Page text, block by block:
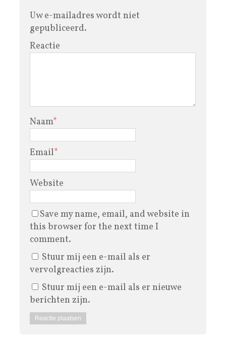
Uw e-mailadres wordt niet
gepubliceerd.
Reactie
Naam*
Email*
Website
Save my name, email, and website in
this browser for the next time I
comment.
Stuur mij een e-mail als er
vervolgreacties zijn.
Stuur mij een e-mail als er nieuwe
berichten zijn.